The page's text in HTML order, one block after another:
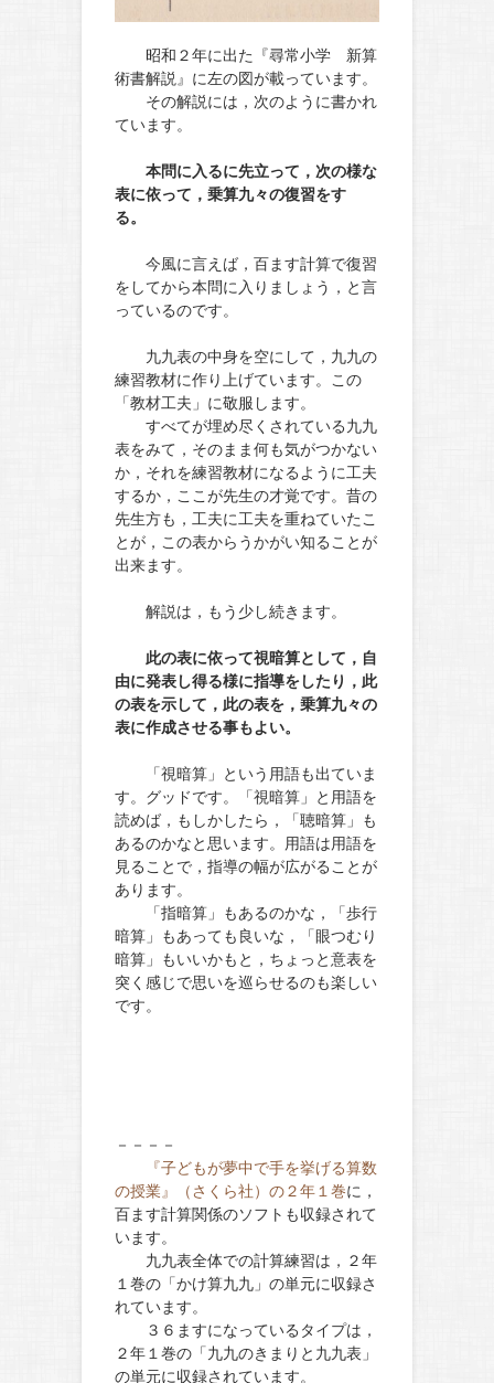
昭和２年に出た『尋常小学 新算
術書解説』に左の図が載っています。
その解説には，次のように書かれ
ています。
本問に入るに先立って，次の様な
表に依って，乗算九々の復習をす
る。
今風に言えば，百ます計算で復習
をしてから本問に入りましょう，と言
っているのです。
九九表の中身を空にして，九九の
練習教材に作り上げています。この
「教材工夫」に敬服します。
すべてが埋め尽くされている九九
表をみて，そのまま何も気がつかない
か，それを練習教材になるように工夫
するか，ここが先生の才覚です。昔の
先生方も，工夫に工夫を重ねていたこ
とが，この表からうかがい知ることが
出来ます。
解説は，もう少し続きます。
此の表に依って視暗算として，自
由に発表し得る様に指導をしたり，此
の表を示して，此の表を，乗算九々の
表に作成させる事もよい。
「視暗算」という用語も出ていま
す。グッドです。「視暗算」と用語を
読めば，もしかしたら，「聴暗算」も
あるのかなと思います。用語は用語を
見ることで，指導の幅が広がることが
あります。
「指暗算」もあるのかな，「歩行
暗算」もあっても良いな，「眼つむり
暗算」もいいかもと，ちょっと意表を
突く感じで思いを巡らせるのも楽しい
です。
－－－－
『子どもが夢中で手を挙げる算数
の授業』（さくら社）の２年１巻に，
百ます計算関係のソフトも収録されて
います。
九九表全体での計算練習は，２年
１巻の「かけ算九九」の単元に収録さ
れています。
３６ますになっているタイプは，
２年１巻の「九九のきまりと九九表」
の単元に収録されています。